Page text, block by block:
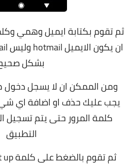
ثم تقوم بكتابة ايميل وهمي
بشكل
ومن الممكن ان لا يسجل دخول
يجب عليك حذف او اضافة اي
كلمة المرور حتى يتم تسجيل
التطبيق